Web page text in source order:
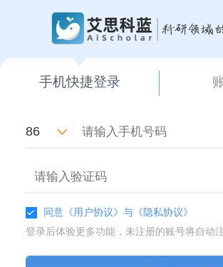
手机快捷登录
86
同意 《用户协议》与 《隐私协议》
登录后体验更多功能，未注册的账号将自动